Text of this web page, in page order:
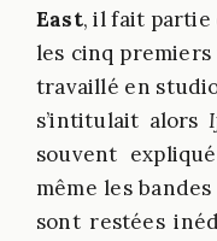
East, il fait partie
les cinq
travaillé en
s’intitulait alors
souvent
même les
sont restées